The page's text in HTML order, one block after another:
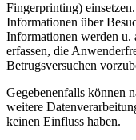
Fingerprinting)
Informationen über
Informationen werden u.
erfassen, die
Betrugsversuchen
Gegebenenfalls können
weitere
keinen Einfluss haben.